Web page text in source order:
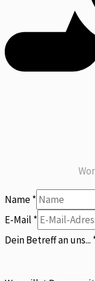
Name*
E-Mail *
Dein Betreff an uns...